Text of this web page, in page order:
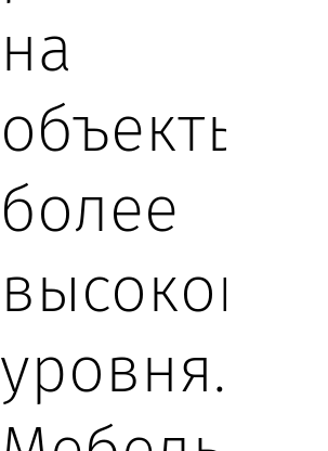
на
объекты
более
высокого
уровня.